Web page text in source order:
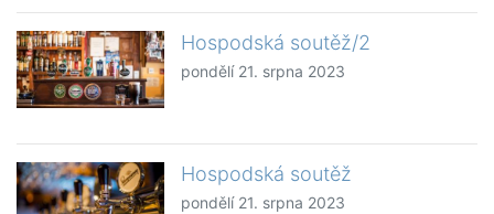
Hospodská soutěž/2
pondělí 21. srpna 2023
Hospodská soutěž
pondělí 21. srpna 2023